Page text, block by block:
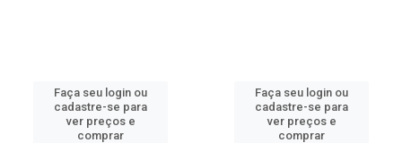
Faça seu login ou
cadastre-se para
ver preços e
comprar
Faça seu login ou
cadastre-se para
ver preços e
comprar